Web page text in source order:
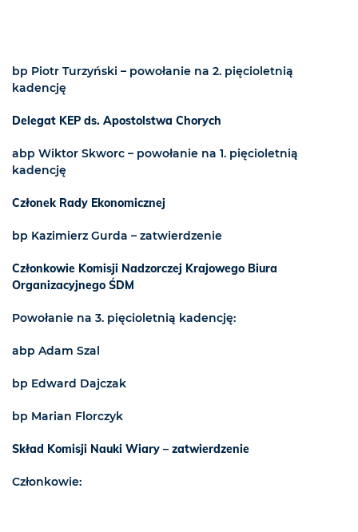
bp Piotr Turzyński – powołanie na 2. pięcioletnią
kadencję
Delegat KEP ds. Apostolstwa Chorych
abp Wiktor Skworc – powołanie na 1. pięcioletnią
kadencję
Członek Rady Ekonomicznej
bp Kazimierz Gurda – zatwierdzenie
Członkowie Komisji Nadzorczej Krajowego Biura
Organizacyjnego ŚDM
Powołanie na 3. pięcioletnią kadencję:
abp Adam Szal
bp Edward Dajczak
bp Marian Florczyk
Skład Komisji Nauki Wiary – zatwierdzenie
Członkowie: